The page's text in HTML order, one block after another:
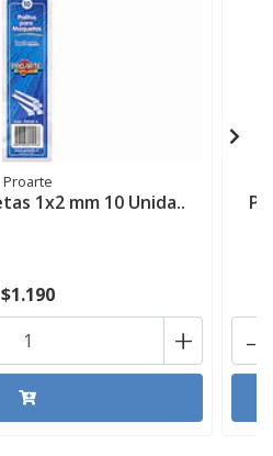
Proarte
1x2 mm 10 Unida..
$1.190
+ -